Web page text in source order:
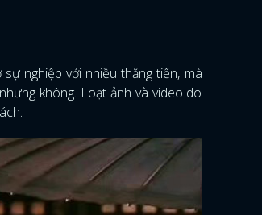
nghiệp với nhiều thăng tiến, mà
không. Loạt ảnh và video do